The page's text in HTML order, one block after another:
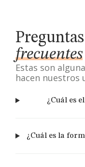
Preguntas
frecuentes
Estas son
hacen nuestros
¿Cuál es
¿Cuál es la